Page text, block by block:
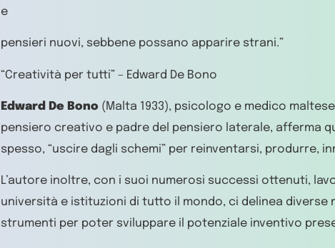
e
pensieri nuovi, sebbene possano apparire strani.”
“Creatività per tutti” – Edward De Bono
Edward De Bono (Malta 1933), psicologo e medico
pensiero creativo e padre del pensiero laterale, afferma
spesso, “uscire dagli schemi” per reinventarsi, produrre,
L’autore inoltre, con i suoi numerosi successi ottenuti,
università e istituzioni di tutto il mondo, ci delinea diverse
strumenti per poter sviluppare il potenziale inventivo